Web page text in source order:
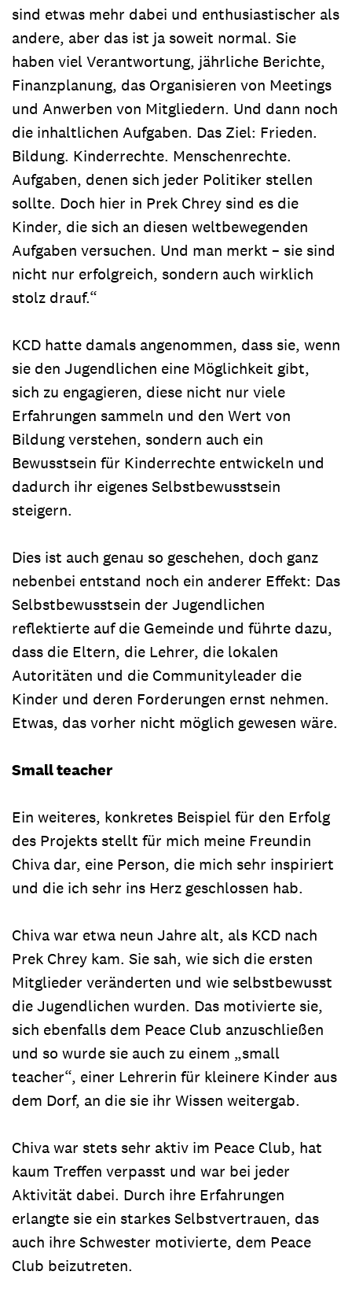
sind etwas mehr dabei und enthusiastischer als
andere, aber das ist ja soweit normal. Sie
haben viel Verantwortung, jährliche Berichte,
Finanzplanung, das Organisieren von Meetings
und Anwerben von Mitgliedern. Und dann noch
die inhaltlichen Aufgaben. Das Ziel: Frieden.
Bildung. Kinderrechte. Menschenrechte.
Aufgaben, denen sich jeder Politiker stellen
sollte. Doch hier in Prek Chrey sind es die
Kinder, die sich an diesen weltbewegenden
Aufgaben versuchen. Und man merkt – sie sind
nicht nur erfolgreich, sondern auch wirklich
stolz drauf.“
KCD hatte damals angenommen, dass sie, wenn
sie den Jugendlichen eine Möglichkeit gibt,
sich zu engagieren, diese nicht nur viele
Erfahrungen sammeln und den Wert von
Bildung verstehen, sondern auch ein
Bewusstsein für Kinderrechte entwickeln und
dadurch ihr eigenes Selbstbewusstsein
steigern.
Dies ist auch genau so geschehen, doch ganz
nebenbei entstand noch ein anderer Effekt: Das
Selbstbewusstsein der Jugendlichen
reflektierte auf die Gemeinde und führte dazu,
dass die Eltern, die Lehrer, die lokalen
Autoritäten und die Communityleader die
Kinder und deren Forderungen ernst nehmen.
Etwas, das vorher nicht möglich gewesen wäre.
Small teacher
Ein weiteres, konkretes Beispiel für den Erfolg
des Projekts stellt für mich meine Freundin
Chiva dar, eine Person, die mich sehr inspiriert
und die ich sehr ins Herz geschlossen hab.
Chiva war etwa neun Jahre alt, als KCD nach
Prek Chrey kam. Sie sah, wie sich die ersten
Mitglieder veränderten und wie selbstbewusst
die Jugendlichen wurden. Das motivierte sie,
sich ebenfalls dem Peace Club anzuschließen
und so wurde sie auch zu einem „small
teacher“, einer Lehrerin für kleinere Kinder aus
dem Dorf, an die sie ihr Wissen weitergab.
Chiva war stets sehr aktiv im Peace Club, hat
kaum Treffen verpasst und war bei jeder
Aktivität dabei. Durch ihre Erfahrungen
erlangte sie ein starkes Selbstvertrauen, das
auch ihre Schwester motivierte, dem Peace
Club beizutreten.